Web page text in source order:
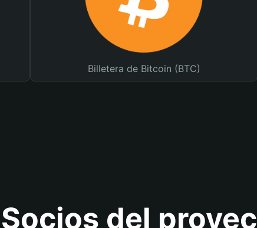
Billetera de Bitcoin (BTC)
Socios del